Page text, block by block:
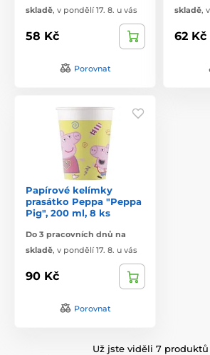
skladě, v pondělí 17. 8. u vás
58 Kč
Porovnat
skladě,
62 Kč
Papírové kelímky
prasátko Peppa "Peppa
Pig", 200 ml, 8 ks
Do 3 pracovních dnů na
skladě, v pondělí 17. 8. u vás
90 Kč
Porovnat
Už jste viděli 7 produktů